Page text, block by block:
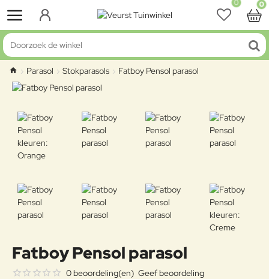
0 0
Doorzoek de winkel
home
Parasol Stokparasols Fatboy Pensol parasol
Fatboy Pensol parasol
0 beoordeling(en) Geef beoordeling